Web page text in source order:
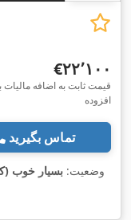
‎€۲۲٬۱۰۰
قیمت ثابت به اضافه
افزوده
تماس بگیرید
وضعیت: بسیار خوب